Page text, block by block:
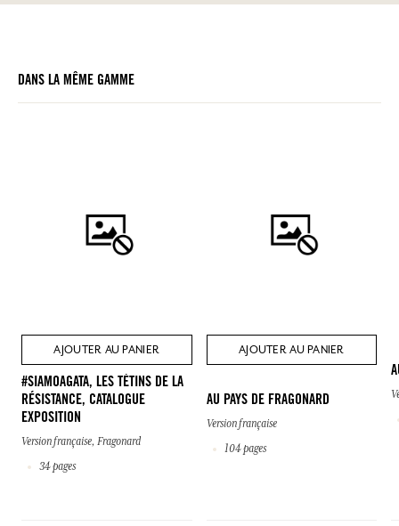
DANS LA MÊME GAMME
AJOUTER AU PANIER
#SIAMOAGATA, LES TÉTINS DE LA
RÉSISTANCE, CATALOGUE
EXPOSITION
Version française, Fragonard
34 pages
AJOUTER AU PANIER
AU PAYS DE FRAGONARD
Version française
104 pages